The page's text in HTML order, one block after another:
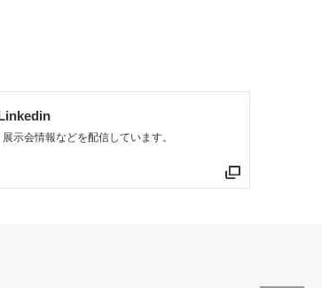
示会情報などを配信しています。